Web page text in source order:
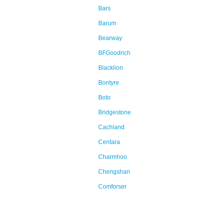
Bars
Barum
Bearway
BFGoodrich
Blacklion
Bontyre
Boto
Bridgestone
Cachland
Centara
Charmhoo
Chengshan
Comforser